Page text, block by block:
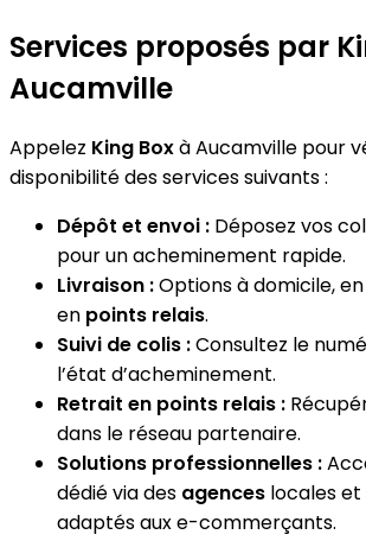
Services proposés par
Aucamville
Appelez King Boxà Aucamville pour
disponibilité des services suivants :
Dépôt et envoi : Déposez vos
pour un acheminement rapide.
Livraison :Options à domicile,
en points relais.
Suivi de colis :Consultez le
l’état d’acheminement.
Retrait en points relais :
dans le réseau partenaire.
Solutions professionnelles :
dédié via des agences locales
adaptés aux e-commerçants.